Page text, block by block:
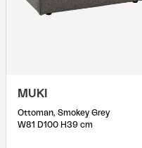
MUKI
Ottoman, Smokey Grey
W81 D100 H39 cm